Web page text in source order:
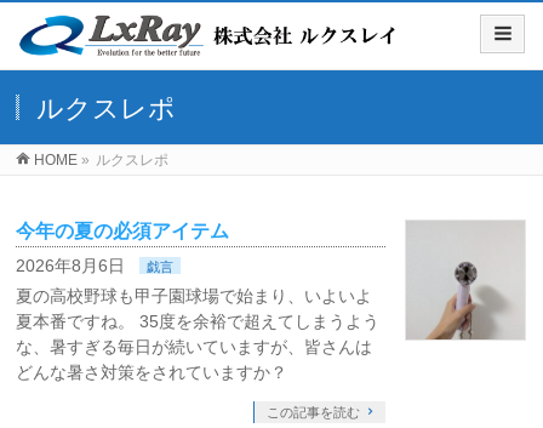
ルクスレポ
HOME » ルクスレポ
今年の夏の必須アイテム
2026年8月6日 戯言
夏の高校野球も甲子園球場で始まり、いよいよ
夏本番ですね。 35度を余裕で超えてしまうよう
な、暑すぎる毎日が続いていますが、皆さんは
どんな暑さ対策をされていますか？
この記事を読む